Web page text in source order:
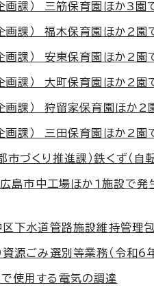
画課） 三筋保育園ほか3園
画課） 福木保育園ほか2園
画課） 安東保育園ほか2園
画課） 大町保育園ほか2園
企画課） 狩留家保育園ほか2
画課） 三田保育園ほか2園
市づくり推進課）鉄くず（自
】広島市中工場ほか1施設
区下水道管路施設維持管理
）資源ごみ選別等業務（令
で使用する電気の調達